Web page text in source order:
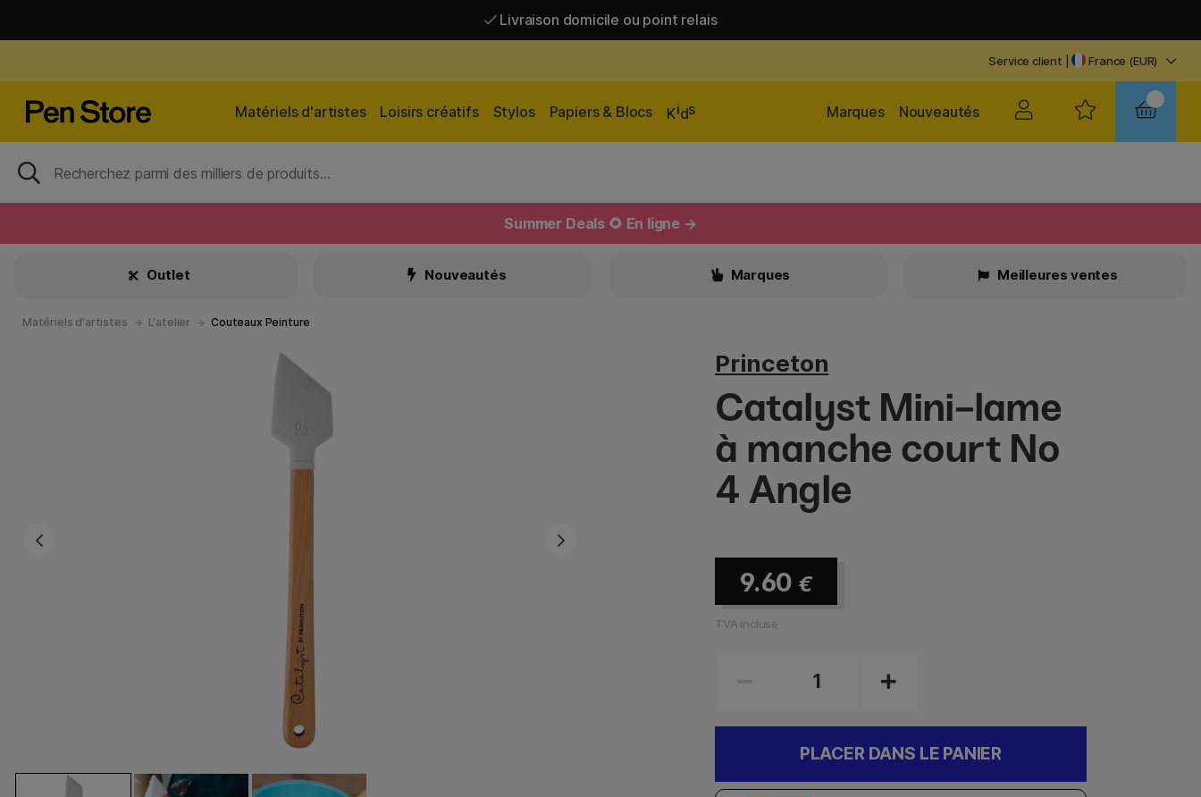
Livraison domicile ou point relais
Service client | France (EUR)
Matériels d'artistes Loisirs créatifs Stylos Papiers & Blocs Kids Nouveautés
Marques
Summer Deals 🌻 En ligne →
Outlet Nouveautés Marques Meilleures ventes
Matériels d'artistes L'atelier Couteaux Peinture
Princeton
Catalyst Mini-lame
à manche court No
4 Angle
9.60 €
TVA incluse
PLACER DANS LE PANIER